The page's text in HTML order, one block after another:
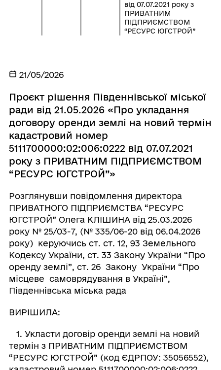
від 07.07.2021 року з
ПРИВАТНИМ
ПІДПРИЄМСТВОМ
“РЕСУРС ЮГСТРОЙ”
21/05/2026
Проєкт рішення Південнівської міської
ради від 21.05.2026 «Про укладання
договору оренди землі на новий термін
кадастровий номер
5111700000:02:006:0222 від 07.07.2021
року з ПРИВАТНИМ ПІДПРИЄМСТВОМ
“РЕСУРС ЮГСТРОЙ”»
Розглянувши повідомлення директора
ПРИВАТНОГО ПІДПРИЄМСТВА “РЕСУРС
ЮГСТРОЙ” Олега КЛІШИНА від 25.03.2026
року № 25/03-7, (№ 335/06-20 від 06.04.2026
року) керуючись ст. ст. 12, 93 Земельного
Кодексу України, ст. 33 Закону України “Про
оренду землі”, ст. 26 Закону України “Про
місцеве самоврядування в Україні”,
Південнівська міська рада
ВИРІШИЛА:
1. Укласти договір оренди землі на новий
термін з ПРИВАТНИМ ПІДПРИЄМСТВОМ
“РЕСУРС ЮГСТРОЙ” (код ЄДРПОУ: 35056552),